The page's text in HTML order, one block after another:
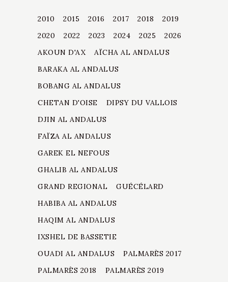
2010 2015 2016 2017 2018
2019
2020
2022 2023 2024 2025
2026
AKOUN D'AX
AÏCHA AL ANDALUS
BARAKA AL ANDALUS
BOBANG AL ANDALUS
CHETAN D'OISE
DIPSY DU VALLOIS
DJIN AL ANDALUS
FAÏZA AL ANDALUS
GAREK EL NEFOUS
GHALIB AL ANDALUS
GRAND REGIONAL
GUÉCÉLARD
HABIBA AL ANDALUS
HAQIM AL ANDALUS
IXSHEL DE BASSETIE
OUADI AL ANDALUS
PALMARÈS 2017
PALMARÈS 2018
PALMARÈS 2019